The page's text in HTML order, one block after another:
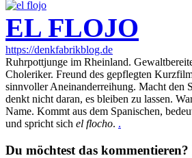
EL FLOJO
https://denkfabrikblog.de
Ruhrpottjunge im Rheinland.
Choleriker. Freund des gepflegten
sinnvoller Aneinanderreihung. Macht den
denkt nicht daran, es bleiben zu lassen.
Name. Kommt aus dem Spanischen,
und spricht sich el flocho. .
Du möchtest das